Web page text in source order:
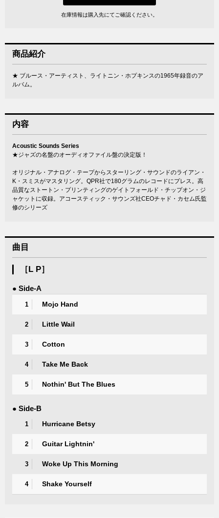
在庫情報は購入先にてご確認ください。
商品紹介
★ ブルース・アーティスト、ライトニン・ホプキンスの1965年録音のア
ルバム。
内容
Acoustic Sounds Series
★ジャズの名盤のオーディオファイル盤の決定版！
オリジナル・アナログ・テープからスターリング・サウンドのライアン・
K・スミスがマスタリング。QPR社で180グラムのレコードにプレス。高
品質なストートン・プリンティングのゲイトフォールド・チップオン・ジ
ャケットに収録。アコースティック・サウンズ社CEOチャド・カセム氏監
修のシリーズ
曲目
［L P］
● Side-A
1 Mojo Hand
2 Little Wail
3 Cotton
4 Take Me Back
5 Nothin' But The Blues
● Side-B
1 Hurricane Betsy
2 Guitar Lightnin'
3 Woke Up This Morning
4 Shake Yourself